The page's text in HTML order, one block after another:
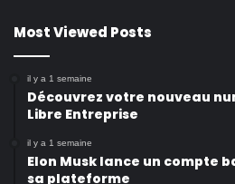
Most Viewed Posts
il y a 1 semaine
Découvrez votre nouveau
Libre Entreprise
il y a 1 semaine
Elon Musk lance un compte
sa plateforme